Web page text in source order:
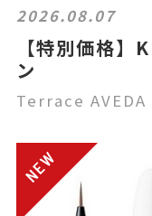
2026.08.07
【特別価格
ン
Terrace AVEDA